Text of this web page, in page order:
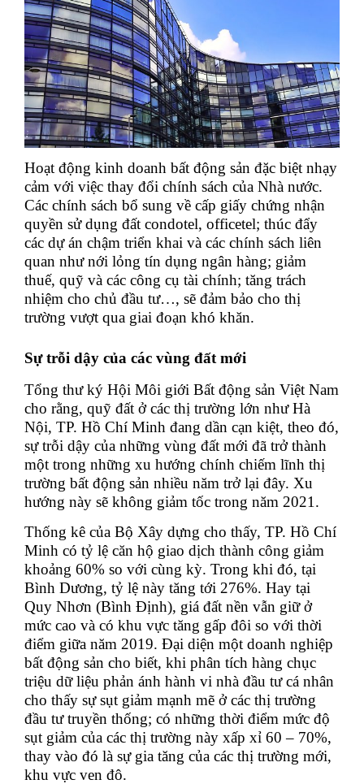
Hoạt động kinh doanh bất động sản đặc biệt nhạy
cảm với việc thay đổi chính sách của Nhà nước.
Các chính sách bổ sung về cấp giấy chứng nhận
quyền sử dụng đất condotel, officetel; thúc đẩy
các dự án chậm triển khai và các chính sách liên
quan như nới lỏng tín dụng ngân hàng; giảm
thuế, quỹ và các công cụ tài chính; tăng trách
nhiệm cho chủ đầu tư…, sẽ đảm bảo cho thị
trường vượt qua giai đoạn khó khăn.
Sự trỗi dậy của các vùng đất mới
Tổng thư ký Hội Môi giới Bất động sản Việt Nam
cho rằng, quỹ đất ở các thị trường lớn như Hà
Nội, TP. Hồ Chí Minh đang dần cạn kiệt, theo đó,
sự trỗi dậy của những vùng đất mới đã trở thành
một trong những xu hướng chính chiếm lĩnh thị
trường bất động sản nhiều năm trở lại đây. Xu
hướng này sẽ không giảm tốc trong năm 2021.
Thống kê của Bộ Xây dựng cho thấy, TP. Hồ Chí
Minh có tỷ lệ căn hộ giao dịch thành công giảm
khoảng 60% so với cùng kỳ. Trong khi đó, tại
Bình Dương, tỷ lệ này tăng tới 276%. Hay tại
Quy Nhơn (Bình Định), giá đất nền vẫn giữ ở
mức cao và có khu vực tăng gấp đôi so với thời
điểm giữa năm 2019. Đại diện một doanh nghiệp
bất động sản cho biết, khi phân tích hàng chục
triệu dữ liệu phản ánh hành vi nhà đầu tư cá nhân
cho thấy sự sụt giảm mạnh mẽ ở các thị trường
đầu tư truyền thống; có những thời điểm mức độ
sụt giảm của các thị trường này xấp xỉ 60 – 70%,
thay vào đó là sự gia tăng của các thị trường mới,
khu vực ven đô.